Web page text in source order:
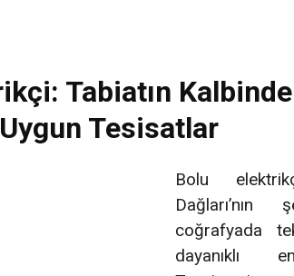
Tabiatın
Tesisatlar
Bolu
coğrafyada
dayanıklı